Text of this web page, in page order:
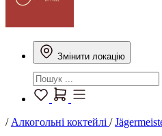
Змінити локацію
/ Алкогольні коктейлі /